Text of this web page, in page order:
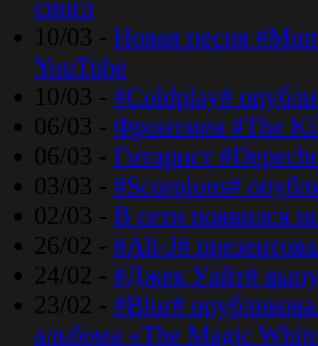
сингл
10/03 - Новая песня
YouTube
10/03 - #Coldplay#
06/03 - Фронтмен #The
06/03 - Гитарист
03/03 - #Scorpions#
02/03 - В сети появился
26/02 - #Alt-J#
24/02 - #Джек Уайт#
23/02 - #Blur#
альбома «The Magic